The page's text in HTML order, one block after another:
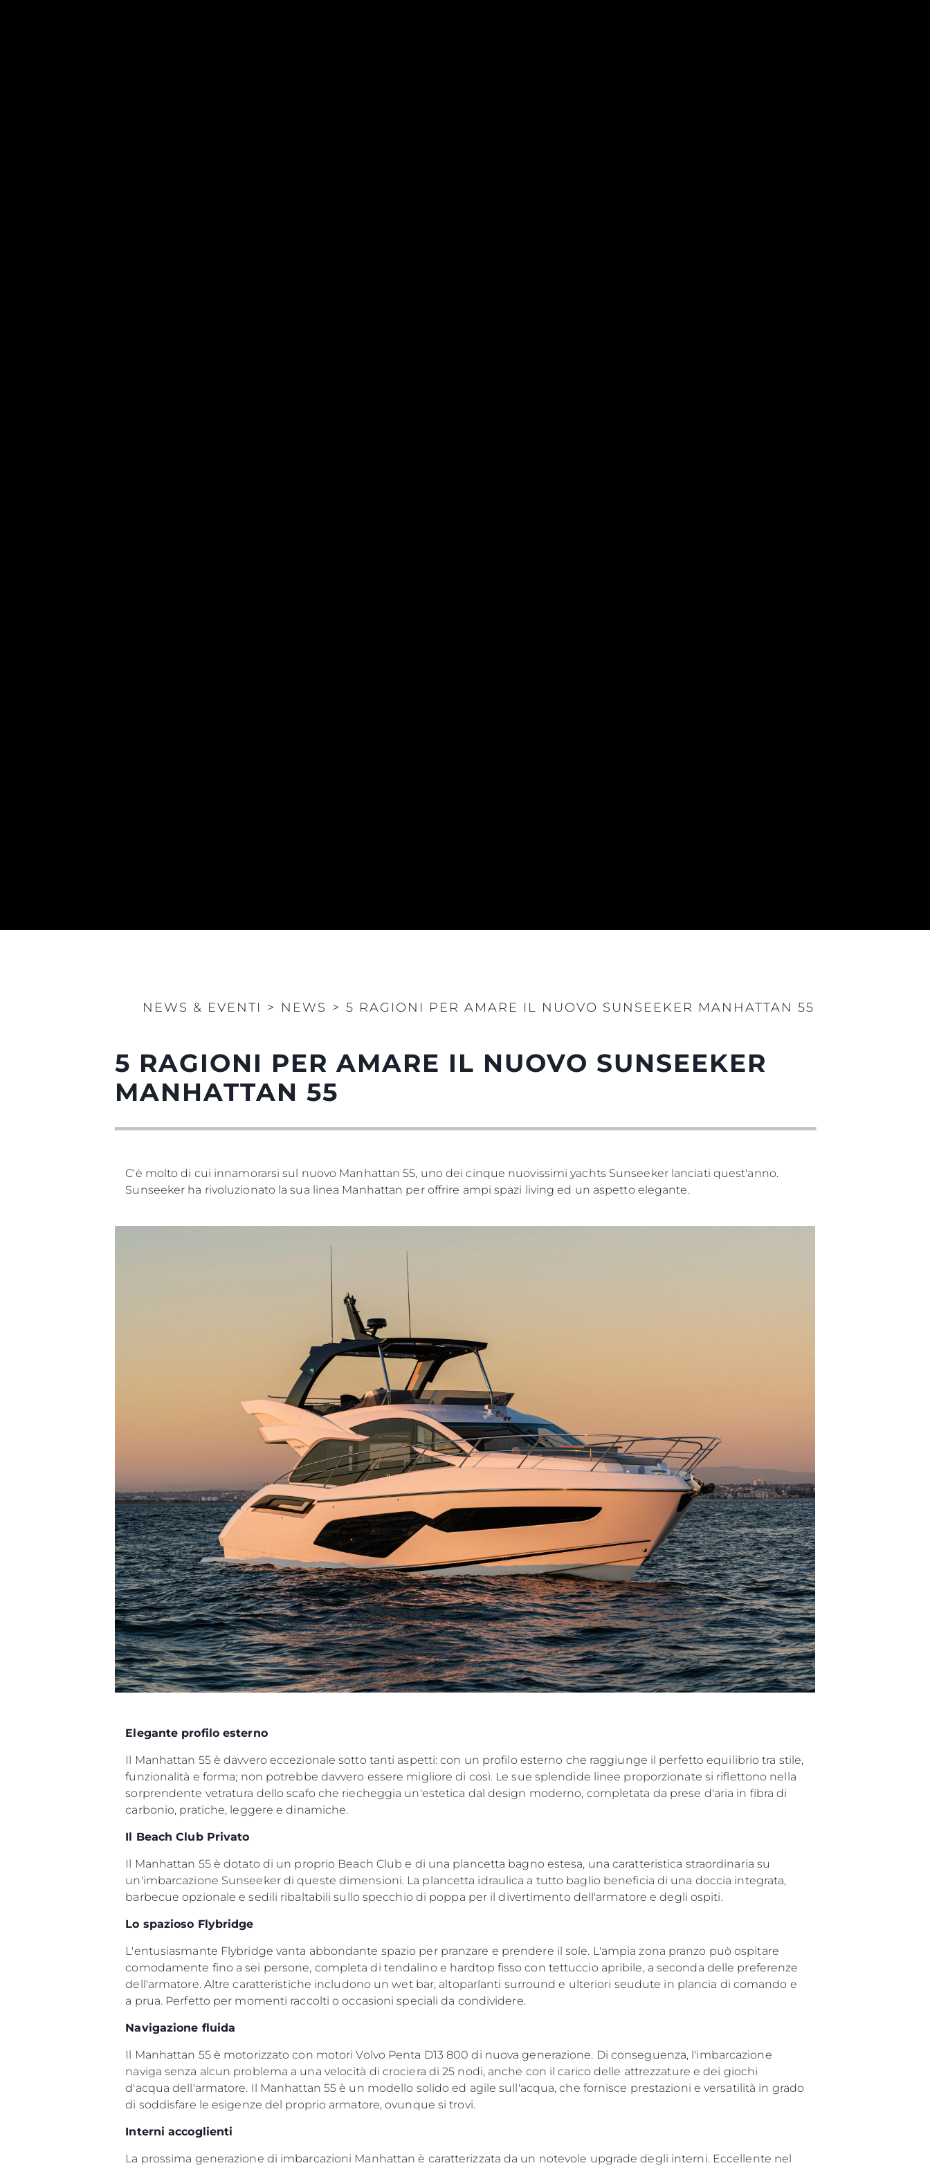
NEWS & EVENTI > NEWS > 5 RAGIONI PER AMARE IL NUOVO SUNSEEKER MANHATTAN 55
5 RAGIONI PER AMARE IL NUOVO SUNSEEKER
MANHATTAN 55
C'è molto di cui innamorarsi sul nuovo Manhattan 55, uno dei cinque nuovissimi yachts Sunseeker lanciati quest'anno.
Sunseeker ha rivoluzionato la sua linea Manhattan per offrire ampi spazi living ed un aspetto elegante.
Elegante profilo esterno
Il Manhattan 55 è davvero eccezionale sotto tanti aspetti: con un profilo esterno che raggiunge il perfetto equilibrio tra stile,
funzionalità e forma; non potrebbe davvero essere migliore di così. Le sue splendide linee proporzionate si riflettono nella
sorprendente vetratura dello scafo che riecheggia un'estetica dal design moderno, completata da prese d'aria in fibra di
carbonio, pratiche, leggere e dinamiche.
Il Beach Club Privato
Il Manhattan 55 è dotato di un proprio Beach Club e di una plancetta bagno estesa, una caratteristica straordinaria su
un'imbarcazione Sunseeker di queste dimensioni. La plancetta idraulica a tutto baglio beneficia di una doccia integrata,
barbecue opzionale e sedili ribaltabili sullo specchio di poppa per il divertimento dell'armatore e degli ospiti.
Lo spazioso Flybridge
L'entusiasmante Flybridge vanta abbondante spazio per pranzare e prendere il sole. L'ampia zona pranzo può ospitare
comodamente fino a sei persone, completa di tendalino e hardtop fisso con tettuccio apribile, a seconda delle preferenze
dell'armatore. Altre caratteristiche includono un wet bar, altoparlanti surround e ulteriori seudute in plancia di comando e
a prua. Perfetto per momenti raccolti o occasioni speciali da condividere.
Navigazione fluida
Il Manhattan 55 è motorizzato con motori Volvo Penta D13 800 di nuova generazione. Di conseguenza, l'imbarcazione
naviga senza alcun problema a una velocità di crociera di 25 nodi, anche con il carico delle attrezzature e dei giochi
d'acqua dell'armatore. Il Manhattan 55 è un modello solido ed agile sull'acqua, che fornisce prestazioni e versatilità in grado
di soddisfare le esigenze del proprio armatore, ovunque si trovi.
Interni accoglienti
La prossima generazione di imbarcazioni Manhattan è caratterizzata da un notevole upgrade degli interni. Eccellente nel
Informazioni
Mappa Del Sito
Aspetti Legali
POLICY SULLA PRIVACY
MODERN SLAVERY
STATEMENT
TERMINI E CONDIZIONI
COOKIE POLICY
RECLUTAMENTO
Charter
News
Eventi
Innovazione
Il Team
Lifestyle
Heritage
Valuta La Tua Imbarcazione